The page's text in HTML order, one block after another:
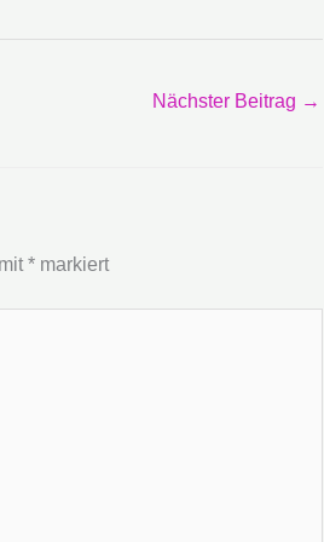
Nächster Beitrag →
* markiert